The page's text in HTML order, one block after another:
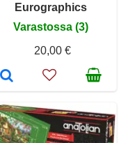
Eurographics
Varastossa (3)
20,00 €